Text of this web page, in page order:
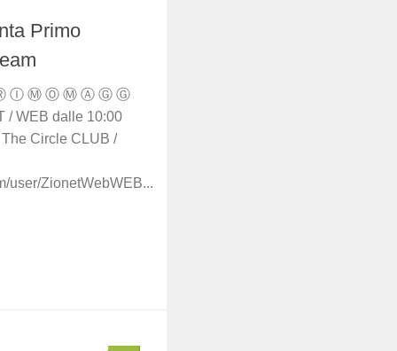
Primo
Ⓡ Ⓘ Ⓜ Ⓞ Ⓜ Ⓐ Ⓖ Ⓖ
WEB dalle 10:00
Circle CLUB /
user/ZionetWebWEB...